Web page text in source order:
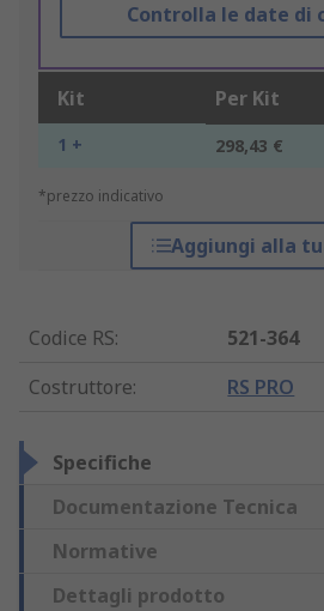
Controlla le date di
Kit Per Kit
1 + 298,43 €
*prezzo indicativo
Aggiungi alla
Codice RS:
521-364
Costruttore: RS PRO
Specifiche
Documentazione Tecnica
Normative
Dettagli prodotto